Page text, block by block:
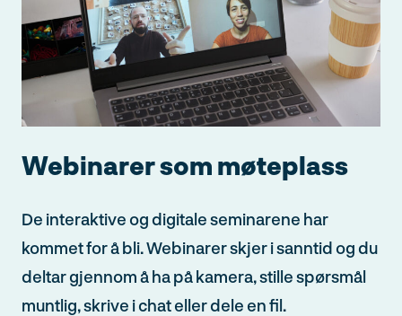
Webinarer som møteplass
De interaktive og digitale seminarene har
kommet for å bli. Webinarer skjer i sanntid og du
deltar gjennom å ha på kamera, stille spørsmål
muntlig, skrive i chat eller dele en fil.